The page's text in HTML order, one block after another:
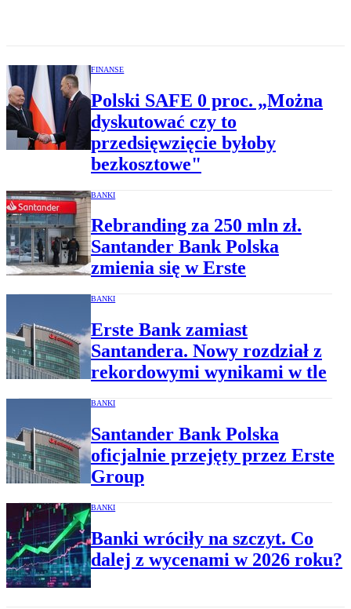
FINANSE
Polski SAFE 0 proc. „Można
dyskutować czy to
przedsięwzięcie byłoby
bezkosztowe"
BANKI
Rebranding za 250 mln zł.
Santander Bank Polska
zmienia się w Erste
BANKI
Erste Bank zamiast
Santandera. Nowy rozdział z
rekordowymi wynikami w tle
BANKI
Santander Bank Polska
oficjalnie przejęty przez Erste
Group
BANKI
Banki wróciły na szczyt. Co
dalej z wycenami w 2026 roku?